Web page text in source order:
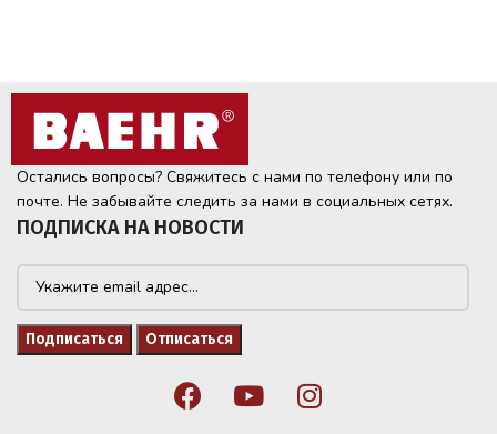
Остались вопросы? Свяжитесь с нами по телефону или по
почте. Не забывайте следить за нами в социальных сетях.
ПОДПИСКА НА НОВОСТИ